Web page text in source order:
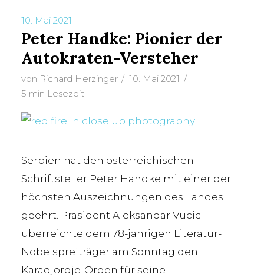
TAG
Serbien"
10. Mai 2021
Peter Handke: Pionier der
Autokraten-Versteher
von Richard Herzinger
10. Mai 2021
5 min Lesezeit
Serbien hat den österreichischen
Schriftsteller Peter Handke mit einer der
höchsten Auszeichnungen des Landes
geehrt. Präsident Aleksandar Vucic
überreichte dem 78-jährigen Literatur-
Nobelspreiträger am Sonntag den
Karadjordje-Orden für seine